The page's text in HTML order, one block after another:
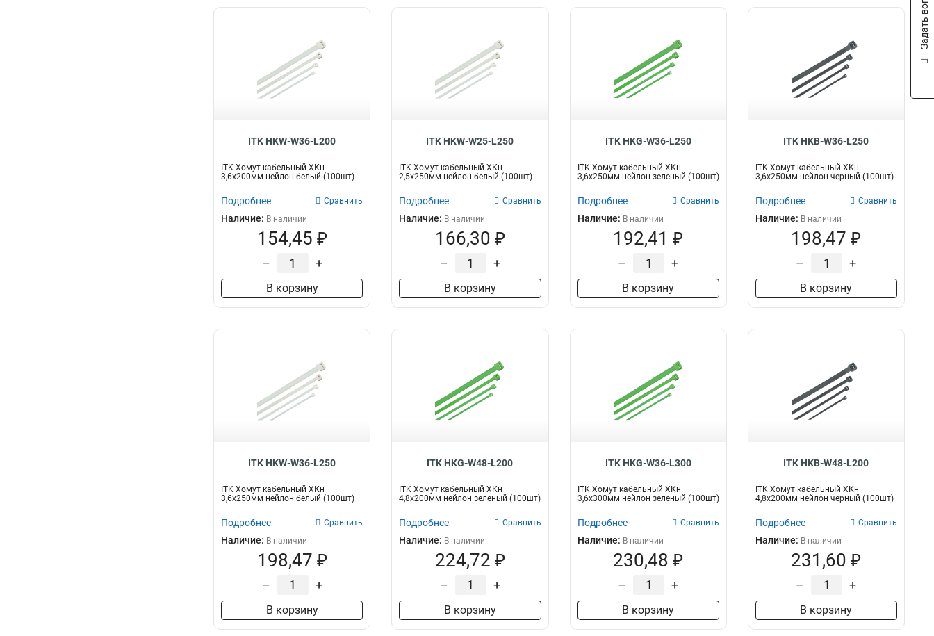
ITK HKW-W36-L200
ITK Хомут кабельный ХКн
3,6х200мм нейлон белый (100шт)
Подробнее Сравнить
Наличие: В наличии
154,45 ₽
– +
В корзину
ITK HKW-W25-L250
ITK Хомут кабельный ХКн
2,5х250мм нейлон белый (100шт)
Подробнее Сравнить
Наличие: В наличии
166,30 ₽
– +
В корзину
ITK HKG-W36-L250
ITK Хомут кабельный ХКн
3,6х250мм нейлон зеленый (100шт)
Подробнее Сравнить
Наличие: В наличии
192,41 ₽
– +
В корзину
ITK HKB-W36-L250
ITK Хомут кабельный ХКн
3,6х250мм нейлон черный (100шт)
Подробнее Сравнить
Наличие: В наличии
198,47 ₽
– +
В корзину
ITK HKW-W36-L250
ITK Хомут кабельный ХКн
3,6х250мм нейлон белый (100шт)
Подробнее Сравнить
Наличие: В наличии
198,47 ₽
– +
В корзину
ITK HKG-W48-L200
ITK Хомут кабельный ХКн
4,8х200мм нейлон зеленый (100шт)
Подробнее Сравнить
Наличие: В наличии
224,72 ₽
– +
В корзину
ITK HKG-W36-L300
ITK Хомут кабельный ХКн
3,6х300мм нейлон зеленый (100шт)
Подробнее Сравнить
Наличие: В наличии
230,48 ₽
– +
В корзину
ITK HKB-W48-L200
ITK Хомут кабельный ХКн
4,8х200мм нейлон черный (100шт)
Подробнее Сравнить
Наличие: В наличии
231,60 ₽
– +
В корзину
Задать вопрос